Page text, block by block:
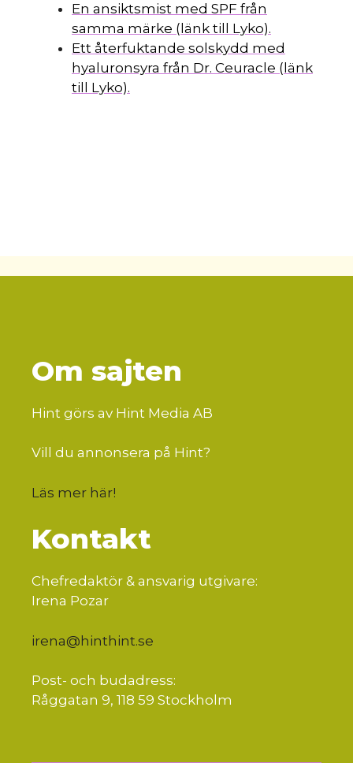
En ansiktsmist med SPF från
samma märke (länk till Lyko).
Ett återfuktande solskydd med
hyaluronsyra från Dr. Ceuracle (länk
till Lyko).
Om sajten
Hint görs av Hint Media AB
Vill du annonsera på Hint?
Läs mer här!
Kontakt
Chefredaktör & ansvarig utgivare:
Irena Pozar
irena@hinthint.se
Post- och budadress:
Råggatan 9, 118 59 Stockholm